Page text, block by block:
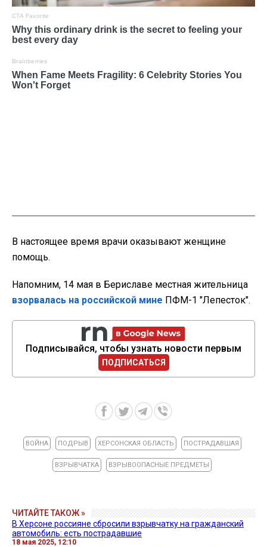
В настоящее время врачи оказывают женщине
помощь.
Напомним, 14 мая в Бериславе местная жительница
взорвалась на российской мине ПФМ-1 "Лепесток".
Подписывайся, чтобы узнать новости первым
ПОДПИСАТЬСЯ
ВОЙНА ПОДРЫВ ХЕРСОНСКАЯ ОБЛАСТЬ ПОСТРАДАВШАЯ
ВЗРЫВЧАТКА ВЗРЫВООПАСНЫЕ ПРЕДМЕТЫ
ЧИТАЙТЕ ТАКОЖ »
В Херсоне россияне сбросили взрывчатку на гражданский
автомобиль: есть пострадавшие
18 мая 2025, 12:10